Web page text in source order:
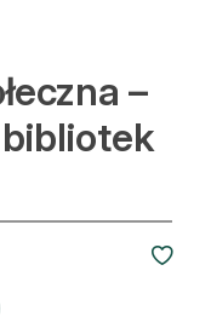
–